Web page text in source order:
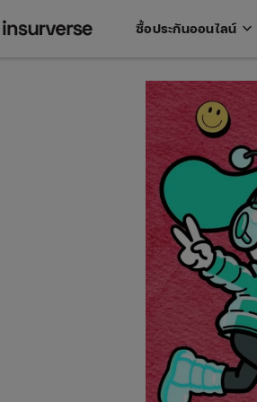
ซื้อประกันออนไลน์ keyboard_arrow_down